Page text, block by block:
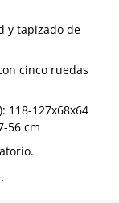
y tapizado de
cinco ruedas
118-127x68x64
56 cm